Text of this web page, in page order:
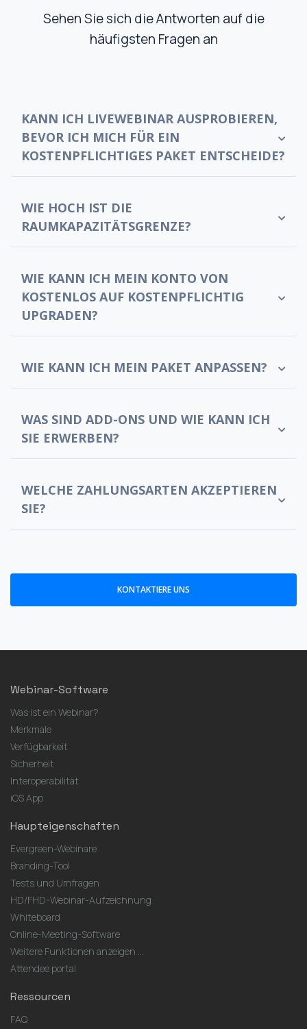
Sehen Sie sich die Antworten auf die
häufigsten Fragen an
KANN ICH LIVEWEBINAR AUSPROBIEREN,
BEVOR ICH MICH FÜR EIN
KOSTENPFLICHTIGES PAKET ENTSCHEIDE?
WIE HOCH IST DIE
RAUMKAPAZITÄTSGRENZE?
WIE KANN ICH MEIN KONTO VON
KOSTENLOS AUF KOSTENPFLICHTIG
UPGRADEN?
WIE KANN ICH MEIN PAKET ANPASSEN?
WAS SIND ADD-ONS UND WIE KANN ICH
SIE ERWERBEN?
WELCHE ZAHLUNGSARTEN AKZEPTIEREN
SIE?
KONTAKTIERE UNS
Webinar-Software
Was ist ein Webinar?
Merkmale
Verfügbarkeit
Sicherheit
Interoperabilität
iOS App
Haupteigenschaften
Evergreen-Webinare
Branding-Tool
Tests und Umfragen
HD/FHD-Webinar-Aufzeichnung
Whiteboard
Online-Meeting-Software
Weitere Funktionen anzeigen ...
Attendee portal
Ressourcen
FAQ